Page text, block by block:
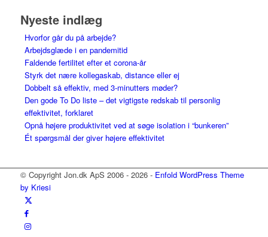
Nyeste indlæg
Hvorfor går du på arbejde?
Arbejdsglæde i en pandemitid
Faldende fertilitet efter et corona-år
Styrk det nære kollegaskab, distance eller ej
Dobbelt så effektiv, med 3-minutters møder?
Den gode To Do liste – det vigtigste redskab til personlig
effektivitet, forklaret
Opnå højere produktivitet ved at søge isolation i “bunkeren”
Ét spørgsmål der giver højere effektivitet
© Copyright Jon.dk ApS 2006 - 2026 - Enfold WordPress Theme
by Kriesi